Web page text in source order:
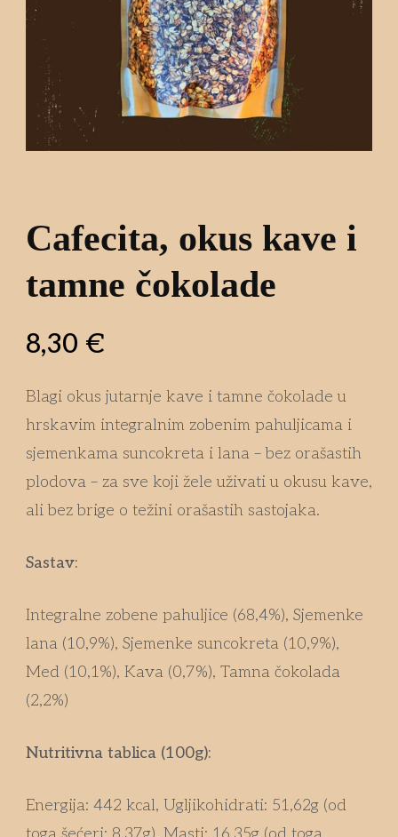
Cafecita, okus kave i
tamne čokolade
8,30 €
Blagi okus jutarnje kave i tamne čokolade u
hrskavim integralnim zobenim pahuljicama i
sjemenkama suncokreta i lana – bez orašastih
plodova – za sve koji žele uživati u okusu kave,
ali bez brige o težini orašastih sastojaka.
Sastav:
Integralne zobene pahuljice (68,4%), Sjemenke
lana (10,9%), Sjemenke suncokreta (10,9%),
Med (10,1%), Kava (0,7%), Tamna čokolada
(2,2%)
Nutritivna tablica (100g):
Energija: 442 kcal, Ugljikohidrati: 51,62g (od